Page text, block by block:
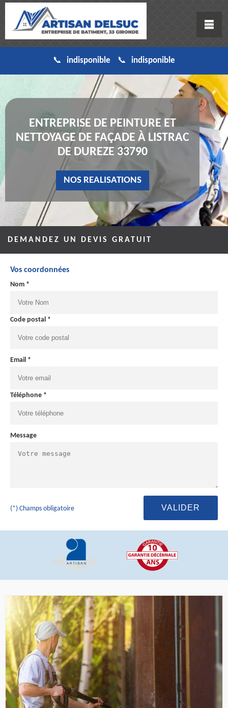
indisponible indisponible
ENTREPRISE DE PEINTURE ET
NETTOYAGE DE FAÇADE À LISTRAC
DE DUREZE 33790
NOS REALISATIONS
DEMANDEZ UN DEVIS GRATUIT
Vos coordonnées
Nom *
Code postal *
Email *
Téléphone *
Message
(*) Champs obligatoire